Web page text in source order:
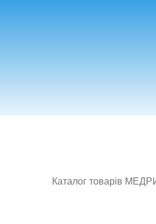
Каталог товарів